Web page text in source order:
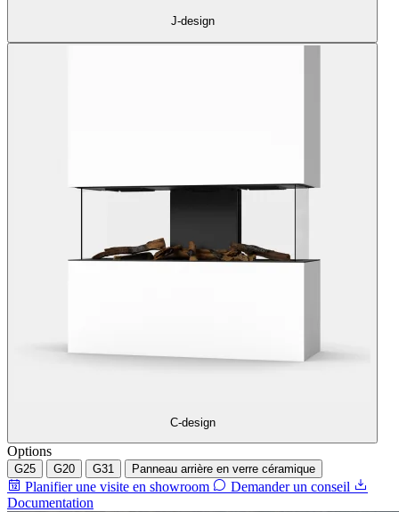
J-design
C-design
Options
G25 G20 G31 Panneau arrière en verre céramique
Planifier une visite en showroom
Demander un conseil
Documentation